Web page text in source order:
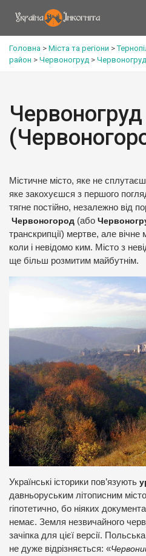
Головна > Міста та регіони >
район > Червоногруд >
Червоногруд
Містичне місто, яке не
яке закохуєшся з першого
тягне постійно, незалежно від
Червоногород (або
транскрипції) мертве, але вічне
коли і невідомо ким. Місто з
ще більш розмитим майбутнім.
Українські історики пов’язують
давньоруським літописним
гіпотетично, бо ніяких
немає. Земля незвичайного
зачіпка для цієї версії.
не дуже відрізняється: «